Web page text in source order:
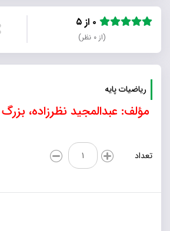
(از ۰ نظر)
ریاضیات پایه
مؤلف: عبدالمجید نظرزاده، بزرگ
تعداد
ریاضیات
پایه
عدد